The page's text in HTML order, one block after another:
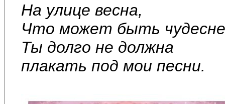
На улице весна,
Что может быть
Ты долго не должна
плакать под мои песни.